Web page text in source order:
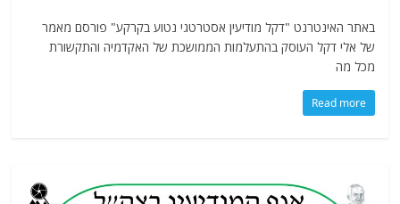
באתר האינטרנט "דקל מודיעין אסטרטגי נטוע בקרקע" פורסם מאמר
של אלי דקל העוסק בהתעלמות הממושכת של האקדמיה והתקשורת
מכל מה
Read more